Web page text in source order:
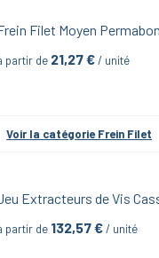
Filet Moyen
partir de 21,27 € / unité
Voir la catégorie Frein Filet
Extracteurs de Vis
partir de 132,57 € / unité